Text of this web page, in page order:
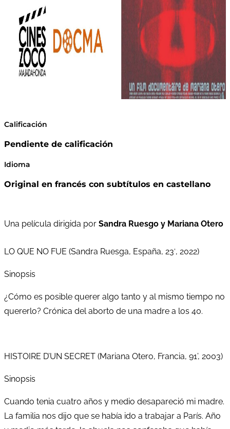
Calificación
Pendiente de calificación
Idioma
Original en francés con subtítulos en castellano
Una película dirigida por Sandra Ruesgo y Mariana Otero
LO QUE NO FUE (Sandra Ruesga, España, 23′, 2022)
Sinopsis
¿Cómo es posible querer algo tanto y al mismo tiempo no
quererlo? Crónica del aborto de una madre a los 40.
HISTOIRE D’UN SECRET (Mariana Otero, Francia, 91’, 2003)
Sinopsis
Cuando tenia cuatro años y medio desapareció mi madre.
La familia nos dijo que se había ido a trabajar a París. Año